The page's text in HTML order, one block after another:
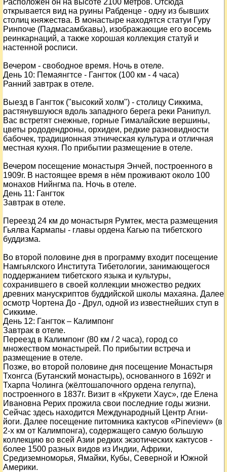
Расположен он на высоте 2100 метров. Отсюда
открывается вид на руины Рабденце - одну из бывших
столиц княжества. В монастыре находятся статуи Гуру
Ринпоче (Падмасамбхавы), изображающие его восемь
реинкарнаций, а также хорошая коллекция статуй и
настенной росписи.
Вечером - свободное время. Ночь в отеле.
День 10: Пемаянгтсе - Гангток (100 км - 4 часа)
Ранний завтрак в отеле.
Выезд в Гангток ("высокий холм") - столицу Сиккима,
растянувшуюся вдоль западного берега реки Ранипул.
Вас встретят снежные, горные Гималайские вершины,
цветы рододендроны, орхидеи, редкие разновидности
бабочек, традиционная этническая культура и отличная
местная кухня. По прибытии размещение в отеле.
Вечером посещение монастыря Энчей, построенного в
1909г. В настоящее время в нём проживают около 100
монахов Нийнгма па. Ночь в отеле.
День 11: Гангток
Завтрак в отеле.
Переезд 24 км до монастыря Румтек, места размещения
Гьялва Кармапы - главы ордена Кагью па тибетского
буддизма.
Во второй половине дня в программу входит посещение
Намгьялского Института Тибетологии, занимающегося
поддержанием тибетского языка и культуры,
сохранившего в своей коллекции множество редких
древних манускриптов буддийской школы махаяна. Далее
осмотр Чортена До - Друл, одной из известнейших ступ в
Сиккиме.
День 12: Гангток – Калимпонг
Завтрак в отеле.
Переезд в Калимпонг (80 км / 2 часа), город со
множеством монастырей. По прибытии встреча и
размещение в отеле.
Позже, во второй половине дня посещение Монастыря
Тхонгса (Бутанский монастырь), основанного в 1692г и
Тхарпа Чолинга (жёлтошапочного ордена гелугпа),
построенного в 1837г. Визит в «Крукети Хаус», где Елена
Ивановна Рерих прожила свои последние годы жизни.
Сейчас здесь находится Международный Центр Агни-
йоги. Далее посещение питомника кактусов «Pineview» (в
2-х км от Калимпонга), содержащего самую большую
коллекцию во всей Азии редких экзотических кактусов -
более 1500 разных видов из Индии, Африки,
Средиземноморья, Ямайки, Кубы, Северной и Южной
Америки.